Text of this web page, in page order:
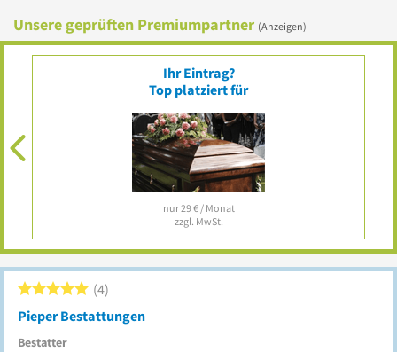
Unsere geprüften Premiumpartner (Anzeigen)
Ihr Eintrag?
Top platziert für
nur 29 € / Monat
zzgl. MwSt.
Pieper Bestattungen
Bestatter
4